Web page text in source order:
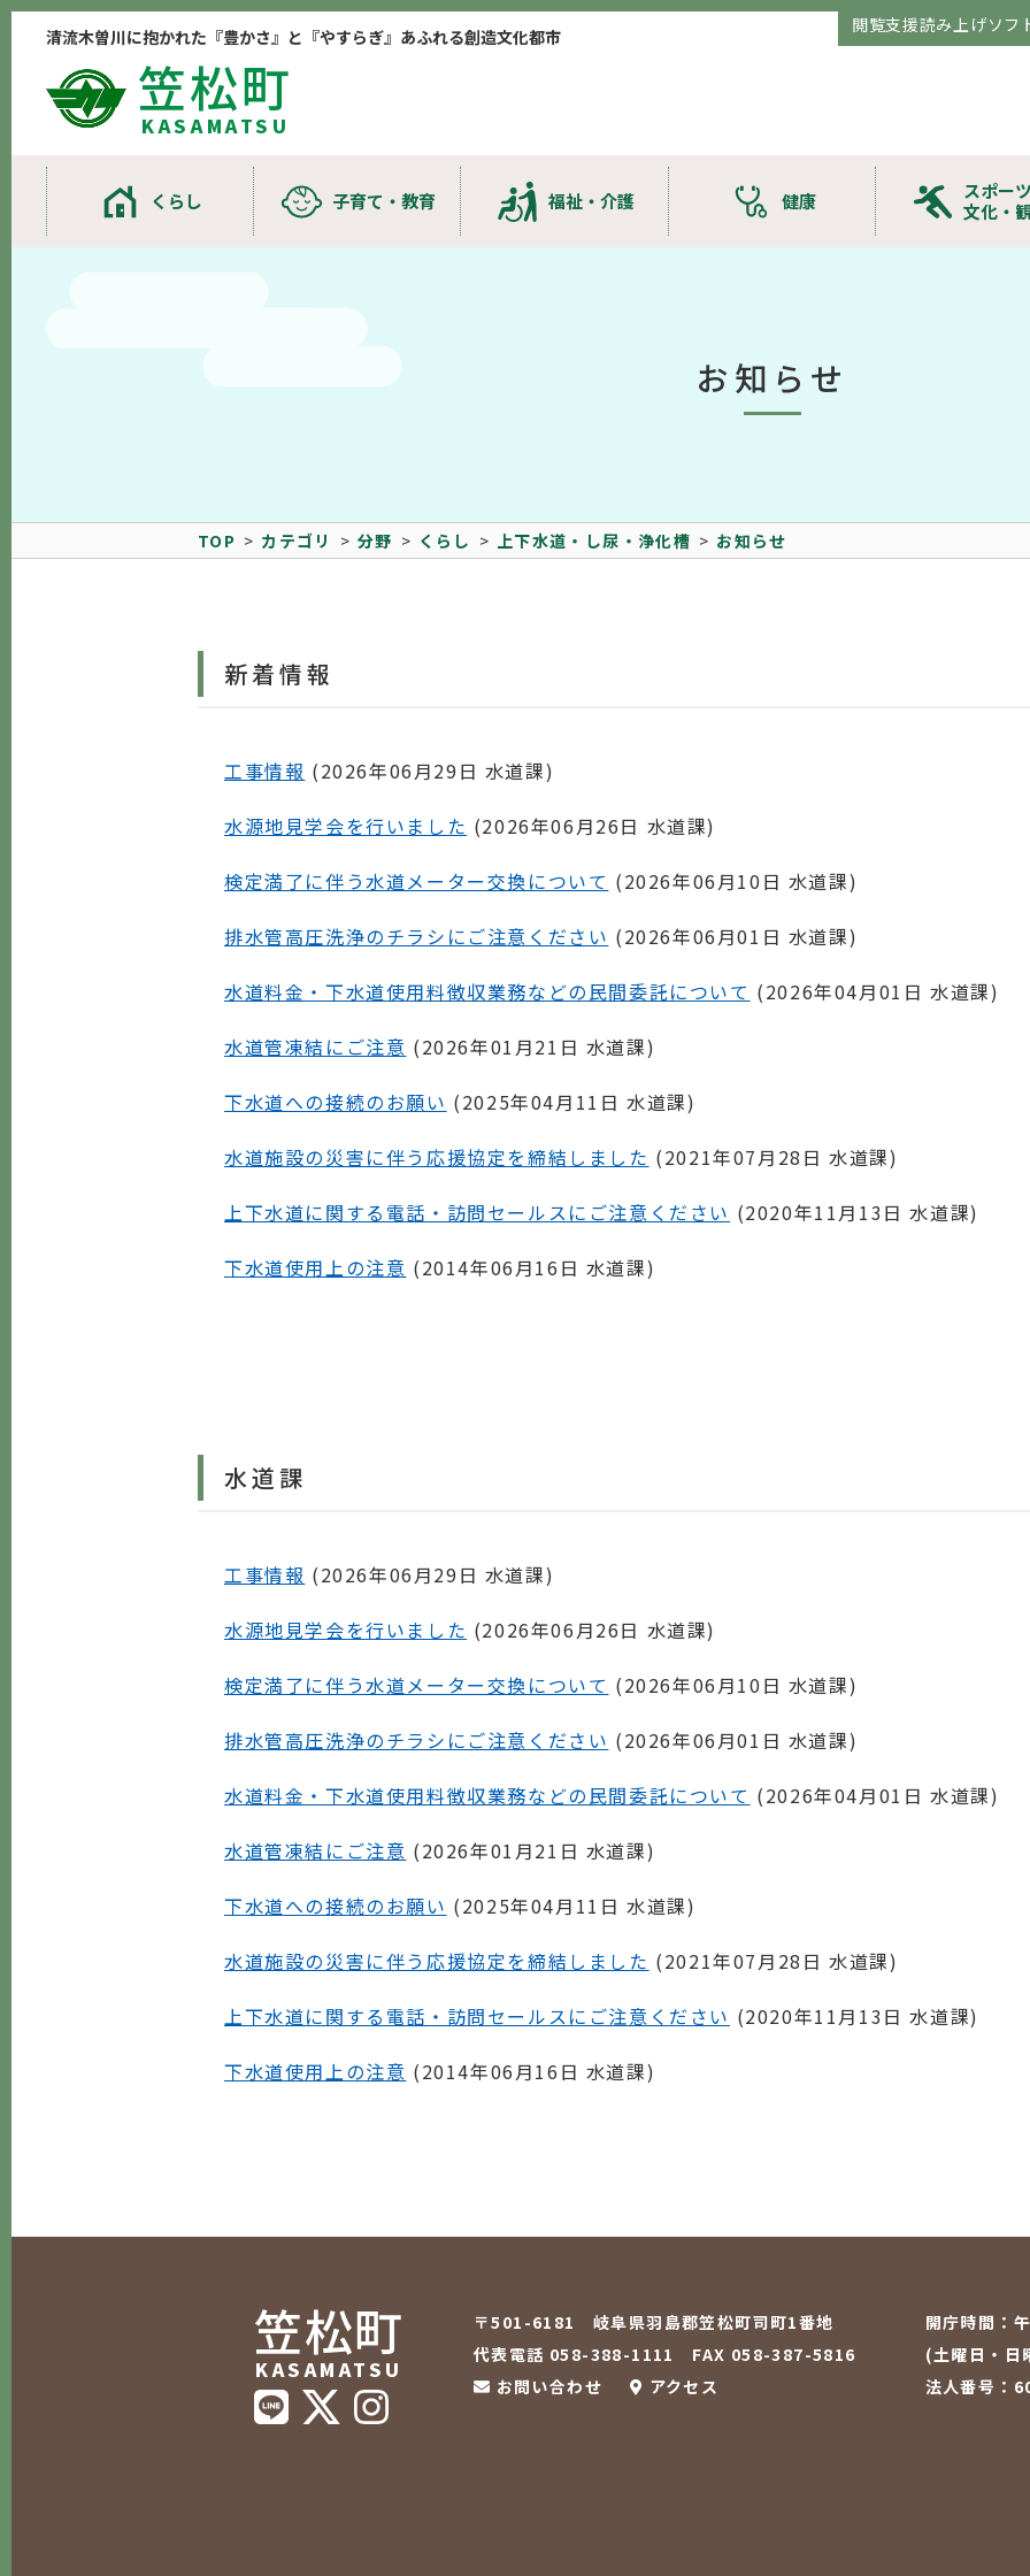
清流木曽川に抱かれた『豊かさ』と『やすらぎ』あふれる創造文化都市
笠松町
KASAMATSU
閲覧支援読み上げソフ
くらし 子育て・教育 福祉・介護 健康
スポー
文化・
お知らせ
TOP カテゴリ 分野 くらし 上下水道・し尿・浄化槽 お知らせ
新着情報
工事情報 (2026年06月29日 水道課)
水源地見学会を行いました (2026年06月26日 水道課)
検定満了に伴う水道メーター交換について (2026年06月10日 水道課)
排水管高圧洗浄のチラシにご注意ください (2026年06月01日 水道課)
水道料金・下水道使用料徴収業務などの民間委託について (2026年04月01日 水道課)
水道管凍結にご注意 (2026年01月21日 水道課)
下水道への接続のお願い (2025年04月11日 水道課)
水道施設の災害に伴う応援協定を締結しました (2021年07月28日 水道課)
上下水道に関する電話・訪問セールスにご注意ください (2020年11月13日 水道課)
下水道使用上の注意 (2014年06月16日 水道課)
水道課
工事情報 (2026年06月29日 水道課)
水源地見学会を行いました (2026年06月26日 水道課)
検定満了に伴う水道メーター交換について (2026年06月10日 水道課)
排水管高圧洗浄のチラシにご注意ください (2026年06月01日 水道課)
水道料金・下水道使用料徴収業務などの民間委託について (2026年04月01日 水道課)
水道管凍結にご注意 (2026年01月21日 水道課)
下水道への接続のお願い (2025年04月11日 水道課)
水道施設の災害に伴う応援協定を締結しました (2021年07月28日 水道課)
上下水道に関する電話・訪問セールスにご注意ください (2020年11月13日 水道課)
下水道使用上の注意 (2014年06月16日 水道課)
笠松町
KASAMATSU
〒501-6181 岐阜県羽島郡笠松町司町1番地
代表電話 058-388-1111 FAX 058-387-5816
お問い合わせ
アクセス
開庁時間：
(土曜日・日
法人番号：